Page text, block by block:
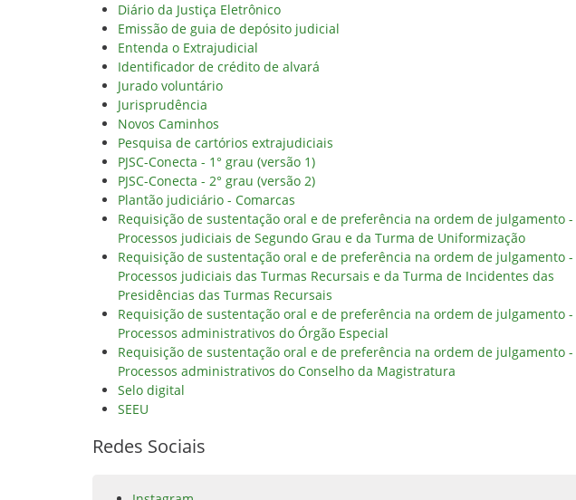
Diário da Justiça Eletrônico
Emissão de guia de depósito judicial
Entenda o Extrajudicial
Identificador de crédito de alvará
Jurado voluntário
Jurisprudência
Novos Caminhos
Pesquisa de cartórios extrajudiciais
PJSC-Conecta - 1° grau (versão 1)
PJSC-Conecta - 2° grau (versão 2)
Plantão judiciário - Comarcas
Requisição de sustentação oral e de preferência na ordem de julgamento -
Processos judiciais de Segundo Grau e da Turma de Uniformização
Requisição de sustentação oral e de preferência na ordem de julgamento -
Processos judiciais das Turmas Recursais e da Turma de Incidentes das
Presidências das Turmas Recursais
Requisição de sustentação oral e de preferência na ordem de julgamento -
Processos administrativos do Órgão Especial
Requisição de sustentação oral e de preferência na ordem de julgamento -
Processos administrativos do Conselho da Magistratura
Selo digital
SEEU
Redes Sociais